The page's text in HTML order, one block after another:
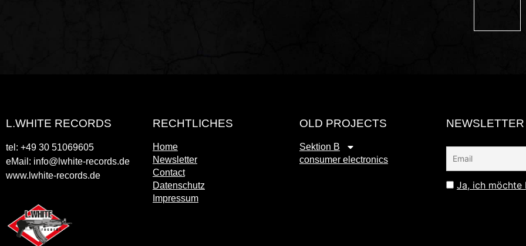
L.WHITE RECORDS
tel: +49 30 51069605
eMail: info@lwhite-records.de
www.lwhite-records.de
RECHTLICHES
Home
Newsletter
Contact
Datenschutz
Impressum
OLD PROJECTS
Sektion B
consumer electronics
NEWSLETTER
Ja, ich möchte